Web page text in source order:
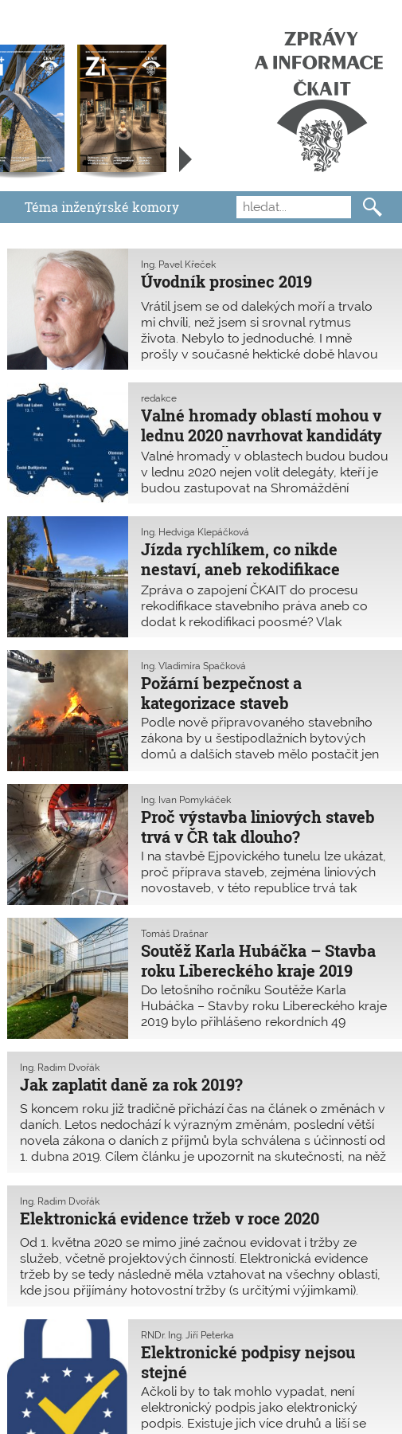
Téma inženýrské komory
Úvodník prosinec 2019
Ing. Pavel Křeček
Vrátil jsem se od dalekých moří a trvalo
mi chvíli, než jsem si srovnal rytmus
života. Nebylo to jednoduché. I mně
prošly v současné hektické době hlavou
ne tak na pátek 17. listopadu 1989, ale na
týden, který následoval. Ten byl
Valné hromady oblastí mohou v
lednu 2020 navrhovat kandidáty
do orgánů ČKAIT
redakce
Valné hromady v oblastech budou budou
v lednu 2020 nejen volit delegáty, kteří je
budou zastupovat na Shromáždění
kandidáty do orgánů ČKAIT. Shromáždění
delegátů bude 28. března 2020 volit z
řádných členů přímou a tajnou volbou 15
člen
Jízda rychlíkem, co nikde
nestaví, aneb rekodifikace
poosmé
Ing. Hedviga Klepáčková
Zpráva o zapojení ČKAIT do procesu
rekodifikace stavebního práva aneb co
dodat k rekodifikaci poosmé? Vlak
sice nepřichází, to bychom zanechali příliš
velkou uhlíkovou stopu. Avšak
připravovaná vysokorychlostní trať
nevede jenom nížinami; v tunelech může
narazit na nepředvídané geologické
poměry.
Požární bezpečnost a
kategorizace staveb
Ing. Vladimíra Špačková
Podle nově připravovaného stavebního
zákona by u šestipodlažních bytových
domů a dalších staveb mělo postačit jen
řešení! Na jeho zpracování však nemají
stačit autorizovaní inženýři a technici PBS.
Tyto změny navrhoval pracovní materiál
předložený v září 2019 Hasičským
záchranným sborem.
Proč výstavba liniových staveb
trvá v ČR tak dlouho?
Ing. Ivan Pomykáček
I na stavbě Ejpovického tunelu lze ukázat,
proč příprava staveb, zejména liniových
novostaveb, v této republice trvá tak
ekologičtí aktivisté, k prodeji neochotní
vlastníci pozemků či liknavě konající státní
úředníci. Problém spočívá také v tom, že
jen výjimečně si stavba tohoto typu udrží
kostru svého řešení od studie až po
realizaci.
Soutěž Karla Hubáčka – Stavba
roku Libereckého kraje 2019
Tomáš Drašnar
Do letošního ročníku Soutěže Karla
Hubáčka – Stavby roku Libereckého kraje
2019 bylo přihlášeno rekordních 49
cenu si odnesla inovativní budova nové
nad Nisou.
Jak zaplatit daně za rok 2019?
Ing. Radim Dvořák
S koncem roku již tradičně přichází čas na článek o změnách v
daních. Letos nedochází k výrazným změnám, poslední větší
novela zákona o daních z příjmů byla schválena s účinností od
1. dubna 2019. Cílem článku je upozornit na skutečnosti, na něž
daňových povinností za rok 2019. Tento článek nenahrazuje
přesný text zákonů ani veškeré výklady k těmto zákonům, ale
pouze poukazuje na problémy, se kterými je nutné počítat.
Elektronická evidence tržeb v roce 2020
Ing. Radim Dvořák
Od 1. května 2020 se mimo jiné začnou evidovat i tržby ze
služeb, včetně projektových činností. Elektronická evidence
tržeb by se tedy následně měla vztahovat na všechny oblasti,
kde jsou přijímány hotovostní tržby (s určitými výjimkami).
zcela zřejmé, jak bude vše prakticky probíhat. Na konkrétní
náležitosti si bohužel musíme ještě počkat.
Elektronické podpisy nejsou
stejné
RNDr. Ing. Jiří Peterka
Ačkoli by to tak mohlo vypadat, není
elektronický podpis jako elektronický
podpis. Existuje jich více druhů a liší se